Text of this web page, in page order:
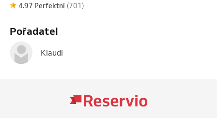
4.97 Perfektní (701)
Pořadatel
Klaudi